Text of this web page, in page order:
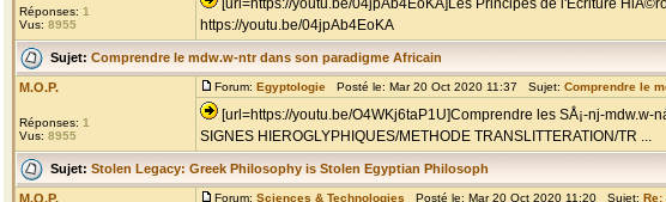
Réponses: 1
Vus: 8955
[url=https://youtu.be/04jpAb4EoKA]Les Principes de l'Ecriture
https://youtu.be/04jpAb4EoKA
Sujet: Comprendre le mdw.w-ntr dans son paradigme Africain
M.O.P.
Réponses: 1
Vus: 8955
Forum: Egyptologie Posté le: Mar 20 Oct 2020 11:37 Sujet: Comprendre le
[url=https://youtu.be/O4WKj6taP1U]Comprendre les SÅ¡-nj-
SIGNES HIEROGLYPHIQUES/METHODE TRANSLITTERATION/TR ...
Sujet: Stolen Legacy: Greek Philosophy is Stolen Egyptian Philosoph
M.O.P. Forum: Sciences & Technologies Posté le: Mar 20 Oct 2020 11:20 Sujet: Re: